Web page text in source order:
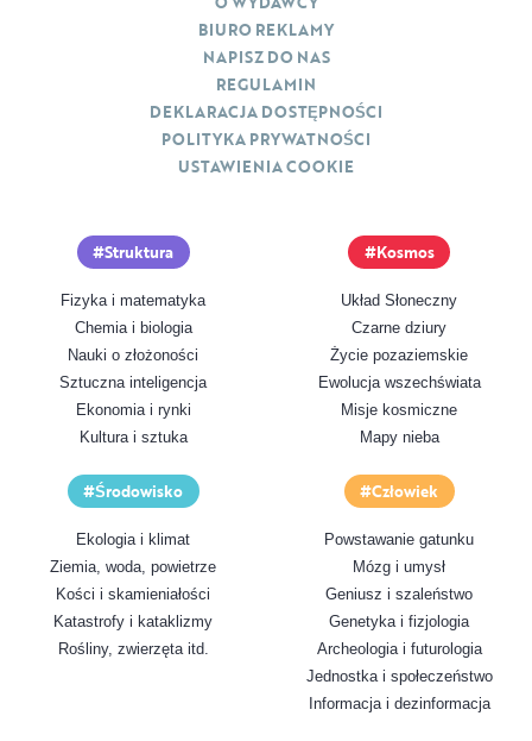
Struktura
Fizyka i matematyka
Chemia i biologia
Nauki o złożoności
Sztuczna inteligencja
Ekonomia i rynki
Kultura i sztuka
Kosmos
Układ Słoneczny
Czarne dziury
Życie pozaziemskie
Ewolucja wszechświata
Misje kosmiczne
Mapy nieba
Środowisko
Ekologia i klimat
Ziemia, woda, powietrze
Kości i skamieniałości
Katastrofy i kataklizmy
Rośliny, zwierzęta itd.
Człowiek
Powstawanie gatunku
Mózg i umysł
Geniusz i szaleństwo
Genetyka i fizjologia
Archeologia i futurologia
Jednostka i społeczeństwo
Informacja i dezinformacja
BIURO REKLAMY
NAPISZ DO NAS
REGULAMIN
DEKLARACJA DOSTĘPNOŚCI
POLITYKA PRYWATNOŚCI
USTAWIENIA COOKIE